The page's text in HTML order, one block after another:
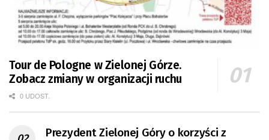
Tour de Pologne w Zielonej Górze.
Zobacz zmiany w organizacji ruchu
0 UDOST.
Prezydent Zielonej Góry o korzyści z